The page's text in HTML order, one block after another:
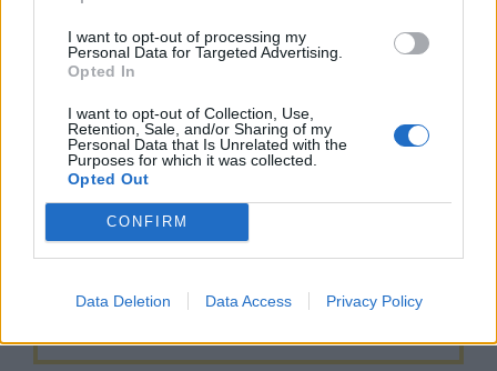
I want to opt-out of processing my
Personal Data for Targeted Advertising.
Opted In
I want to opt-out of Collection, Use,
Retention, Sale, and/or Sharing of my
Personal Data that Is Unrelated with the
Purposes for which it was collected.
Opted Out
CONFIRM
Data Deletion Data Access Privacy Policy
κοινωνίας. Ταυτόχρονα, προετοιμαζόμαστε με
συνέπεια για το τελικό αίτημα του Σεπτεμβρίου
2026, που θα σηματοδοτήσει την επιτυχή
αξιοποίηση των πόρων του για την ανάπτυξη της
χώρας».
Ακολουθήστε το στο Google News